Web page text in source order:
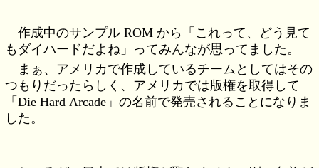
作成中のサンプル ROM から「これって、どう見て
もダイハードだよね」ってみんなが思ってました。
まぁ、アメリカで作成しているチームとしてはその
つもりだったらしく、アメリカでは版権を取得して
「Die Hard Arcade」の名前で発売されることになりま
した。